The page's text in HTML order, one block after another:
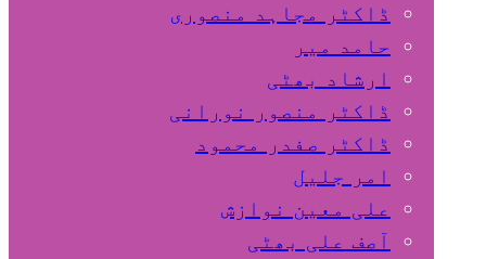
ڈاکٹر مجاہد منصوری
حامد میر
ارشاد بھٹی
ڈاکٹر منصور نورانی
ڈاکٹر صفدر محمود
امر جلیل
علی معین نوازش
آصف علی بھٹی